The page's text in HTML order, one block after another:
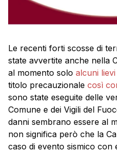
Le recenti forti scosse di
state avvertite anche nella
al momento solo alcuni
titolo precauzionale così
sono state eseguite delle
Comune e dei Vigili del
danni sembrano essere al
non significa però che la
caso di evento sismico